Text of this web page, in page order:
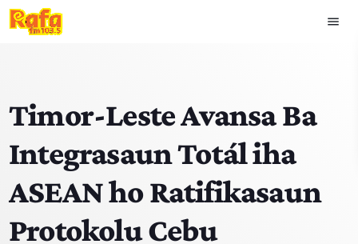
menu
play_arrow OUVIR RAFA
HOME
NOTISIA
Timor-Leste Avansa Ba
Integrasaun Totál iha
ASEAN ho Ratifikasaun
Protokolu Cebu